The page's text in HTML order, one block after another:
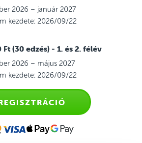
2026 – január 2027
kezdete: 2026/09/22
Ft (30 edzés) - 1. és 2. félév
2026 – május 2027
kezdete: 2026/09/22